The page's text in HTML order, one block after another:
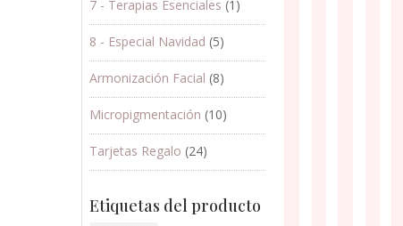
7 - Terapias Esenciales (1)
8 - Especial Navidad (5)
Armonización Facial (8)
Micropigmentación (10)
Tarjetas Regalo (24)
Etiquetas del producto